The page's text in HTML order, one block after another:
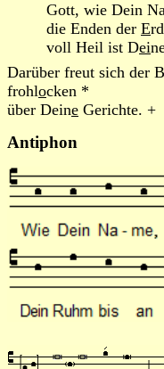
Gott, wie Dein
die Enden der E
voll Heil ist Dei
Darüber freut sich der
frohlocken *
über Deine Gerichte. +
Antiphon